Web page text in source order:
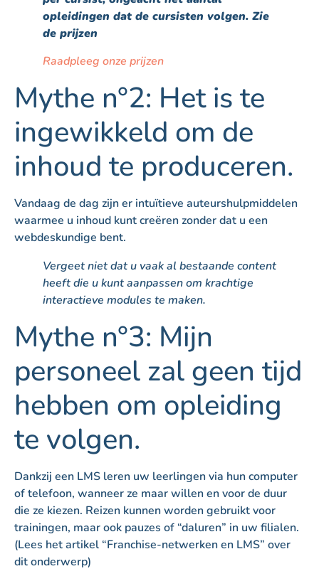
opleidingen dat de cursisten volgen. Zie
de prijzen
Raadpleeg onze prijzen
Mythe n°2: Het is te
ingewikkeld om de
inhoud te produceren.
Vandaag de dag zijn er intuïtieve auteurshulpmiddelen
waarmee u inhoud kunt creëren zonder dat u een
webdeskundige bent.
Vergeet niet dat u vaak al bestaande content
heeft die u kunt aanpassen om krachtige
interactieve modules te maken.
Mythe n°3: Mijn
personeel zal geen tijd
hebben om opleiding
te volgen.
Dankzij een LMS leren uw leerlingen via hun computer
of telefoon, wanneer ze maar willen en voor de duur
die ze kiezen. Reizen kunnen worden gebruikt voor
trainingen, maar ook pauzes of “daluren” in uw filialen.
(Lees het artikel “Franchise-netwerken en LMS” over
dit onderwerp)